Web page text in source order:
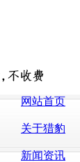
网站首页
关于猎豹
新闻资讯